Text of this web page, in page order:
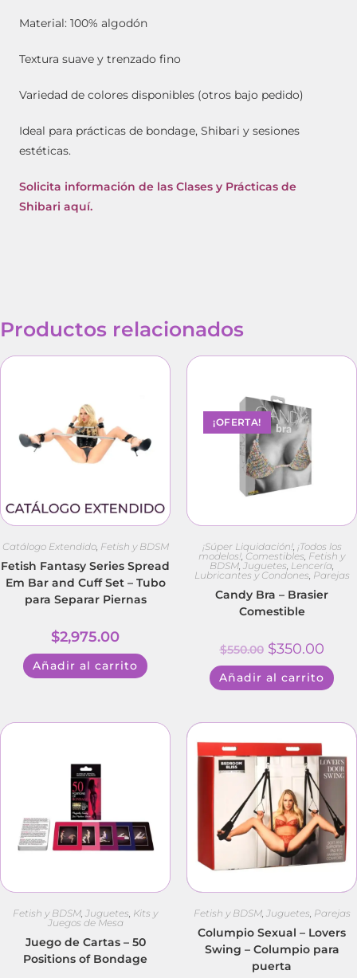
Material: 100% algodón
Textura suave y trenzado fino
Variedad de colores disponibles (otros bajo pedido)
Ideal para prácticas de bondage, Shibari y sesiones
estéticas.
Solicita información de las Clases y Prácticas de
Shibari aquí.
Productos relacionados
Catálogo Extendido, Fetish y BDSM
Fetish Fantasy Series Spread
Em Bar and Cuff Set – Tubo
para Separar Piernas
$2,975.00
Añadir al carrito
¡OFERTA!
¡Súper Liquidación!, ¡Todos los
modelos!, Comestibles, Fetish y
BDSM, Juguetes, Lencería,
Lubricantes y Condones, Parejas
Candy Bra – Brasier
Comestible
$550.00 $350.00
Añadir al carrito
Fetish y BDSM, Juguetes, Kits y
Juegos de Mesa
Juego de Cartas – 50
Positions of Bondage
Fetish y BDSM, Juguetes, Parejas
Columpio Sexual – Lovers
Swing – Columpio para
puerta